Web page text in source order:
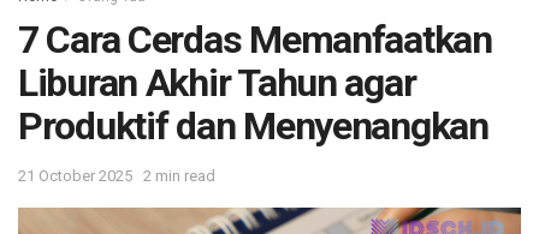
7 Cara Cerdas Memanfaatkan
Liburan Akhir Tahun agar
Produktif dan Menyenangkan
21 October 2025 2 min read